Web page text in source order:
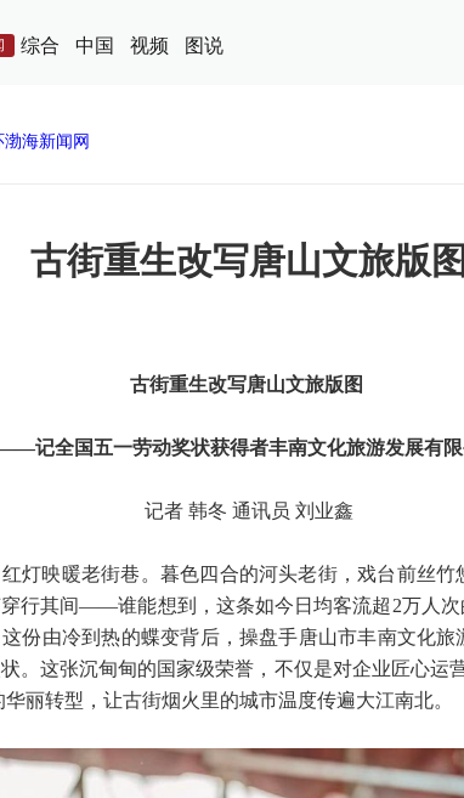
综合 中国 视频 图说
渤海新闻网
古街重生改写唐山文旅版图
古街重生改写唐山文旅版图
记全国五一劳动奖状获得者丰南文化旅游发展有限
记者 韩冬 通讯员 刘业鑫
灯映暖老街巷。暮色四合的河头老街，戏台前丝
行其间——谁能想到，这条如今日均客流超2万人次
份由冷到热的蝶变背后，操盘手唐山市丰南文化
。这张沉甸甸的国家级荣誉，不仅是对企业匠心运
华丽转型，让古街烟火里的城市温度传遍大江南北。